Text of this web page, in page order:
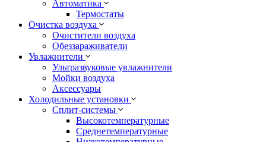
Автоматика
Термостаты
Очистка воздуха
Очистители воздуха
Обеззараживатели
Увлажнители
Ультразвуковые увлажнители
Мойки воздуха
Аксессуары
Холодильные установки
Сплит-системы
Высокотемпературные
Среднетемпературные